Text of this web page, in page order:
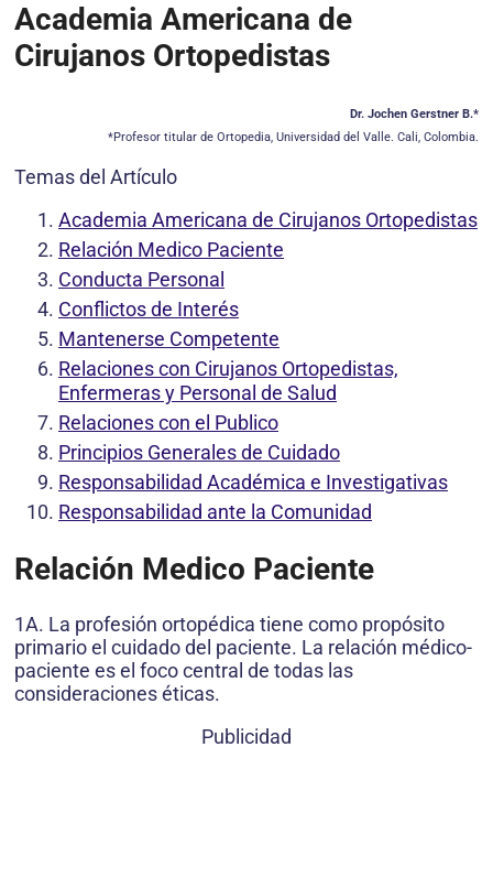
Academia Americana de
Cirujanos Ortopedistas
Dr. Jochen Gerstner B.*
*Profesor titular de Ortopedia, Universidad del Valle. Cali, Colombia.
Temas del Artículo
Academia Americana de Cirujanos Ortopedistas
Relación Medico Paciente
Conducta Personal
Conflictos de Interés
Mantenerse Competente
Relaciones con Cirujanos Ortopedistas,
Enfermeras y Personal de Salud
Relaciones con el Publico
Principios Generales de Cuidado
Responsabilidad Académica e Investigativas
Responsabilidad ante la Comunidad
Relación Medico Paciente
1A. La profesión ortopédica tiene como propósito
primario el cuidado del paciente. La relación médico-
paciente es el foco central de todas las
consideraciones éticas.
Publicidad